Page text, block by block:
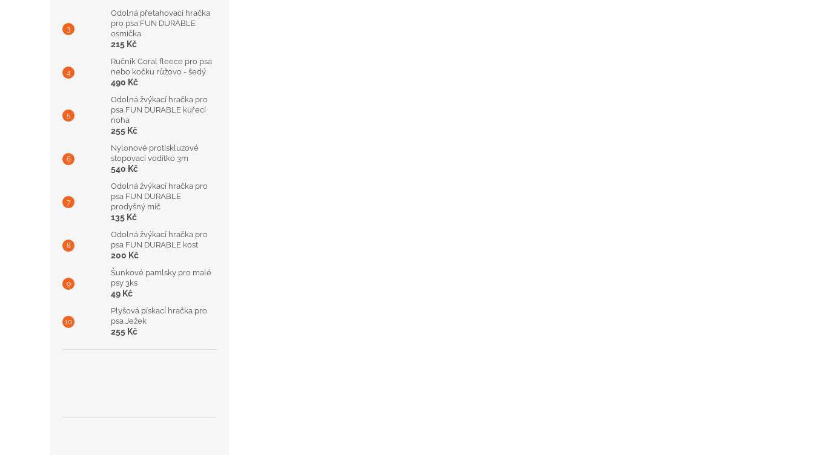
Odolná přetahovací hračka
pro psa FUN DURABLE
osmička
215 Kč
Ručník Coral fleece pro psa
nebo kočku růžovo - šedý
490 Kč
Odolná žvýkací hračka pro
psa FUN DURABLE kuřecí
noha
255 Kč
Nylonové protiskluzové
stopovací vodítko 3m
540 Kč
Odolná žvýkací hračka pro
psa FUN DURABLE
prodyšný míč
135 Kč
Odolná žvýkací hračka pro
psa FUN DURABLE kost
200 Kč
Šunkové pamlsky pro malé
psy 3ks
49 Kč
Plyšová pískací hračka pro
psa Ježek
255 Kč